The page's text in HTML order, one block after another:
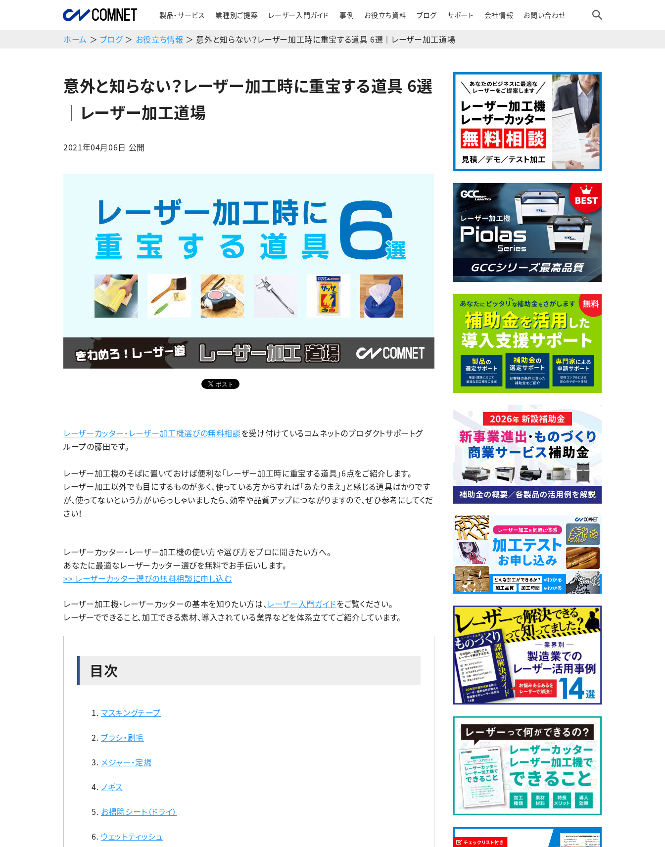
製品・サービス 業種別ご提案 レーザー入門ガイド 事例 お役立ち資料 ブログ サポート 会社情報 お問い合わせ
ホーム ＞ ブログ＞ お役立ち情報 ＞ 意外と知らない？レーザー加工時に重宝する道具 6選｜レーザー加工道場
意外と知らない？レーザー加工時に重宝する道具 6選
｜レーザー加工道場
2021年04月06日 公開
レーザーカッター・レーザー加工機選びの無料相談を受け付けているコムネットのプロダクトサポートグ
ループの藤田です。
レーザー加工機のそばに置いておけば便利な「レーザー加工時に重宝する道具」6点をご紹介します。
レーザー加工以外でも目にするものが多く、使っている方からすれば「あたりまえ」と感じる道具ばかりです
が、使ってないという方がいらっしゃいましたら、効率や品質アップにつながりますので、ぜひ参考にしてくだ
さい！
レーザーカッター・レーザー加工機の使い方や選び方をプロに聞きたい方へ。
あなたに最適なレーザーカッター選びを無料でお手伝いします。
>> レーザーカッター選びの無料相談に申し込む
レーザー加工機・レーザーカッターの基本を知りたい方は、 レーザー入門ガイドをご覧ください。
レーザーでできること、加工できる素材、導入されている業界などを体系立ててご紹介しています。
目次
マスキングテープ
ブラシ・刷毛
メジャー・定規
ノギス
お掃除シート（ドライ）
ウェットティッシュ